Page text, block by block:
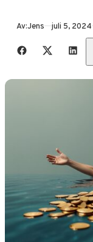
Av:Jens Publicerad
juli 5, 2024
Dela med vänner